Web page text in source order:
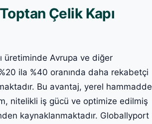
Çelik Kapı
üretiminde Avrupa ve diğer
ila %40 oranında daha rekabetçi
Bu avantaj, yerel hammadde
nitelikli iş gücü ve optimize edilmiş
kaynaklanmaktadır. Globallyport